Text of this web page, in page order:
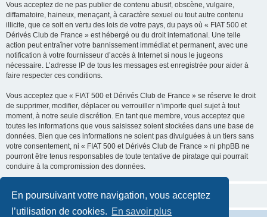
En poursuivant votre navigation, vous acceptez
l’utilisation de cookies. En savoir plus
Vous acceptez de ne pas publier de contenu abusif, obscène, vulgaire,
diffamatoire, haineux, menaçant, à caractère sexuel ou tout autre contenu
illicite, que ce soit en vertu des lois de votre pays, du pays où « FIAT 500 et
Dérivés Club de France » est hébergé ou du droit international. Une telle
action peut entraîner votre bannissement immédiat et permanent, avec une
notification à votre fournisseur d’accès à Internet si nous le jugeons
nécessaire. L’adresse IP de tous les messages est enregistrée pour aider à
faire respecter ces conditions.
Vous acceptez que « FIAT 500 et Dérivés Club de France » se réserve le droit
de supprimer, modifier, déplacer ou verrouiller n’importe quel sujet à tout
moment, à notre seule discrétion. En tant que membre, vous acceptez que
toutes les informations que vous saisissez soient stockées dans une base de
données. Bien que ces informations ne soient pas divulguées à un tiers sans
votre consentement, ni « FIAT 500 et Dérivés Club de France » ni phpBB ne
pourront être tenus responsables de toute tentative de piratage qui pourrait
conduire à la compromission des données.